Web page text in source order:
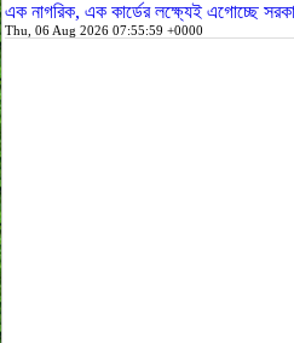
এক নাগরিক, এক কার্ডের লক্ষ্যেই এগোচ্ছে
Thu, 06 Aug 2026 07:55:59 +0000